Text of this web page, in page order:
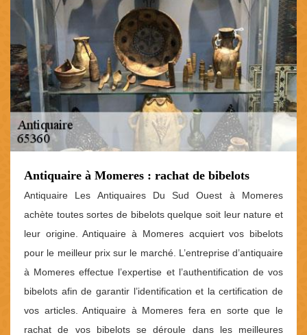
Antiquaire à Momeres : rachat de bibelots
Antiquaire Les Antiquaires Du Sud Ouest à Momeres
achète toutes sortes de bibelots quelque soit leur nature et
leur origine. Antiquaire à Momeres acquiert vos bibelots
pour le meilleur prix sur le marché. L’entreprise d’antiquaire
à Momeres effectue l’expertise et l’authentification de vos
bibelots afin de garantir l’identification et la certification de
vos articles. Antiquaire à Momeres fera en sorte que le
rachat de vos bibelots se déroule dans les meilleures